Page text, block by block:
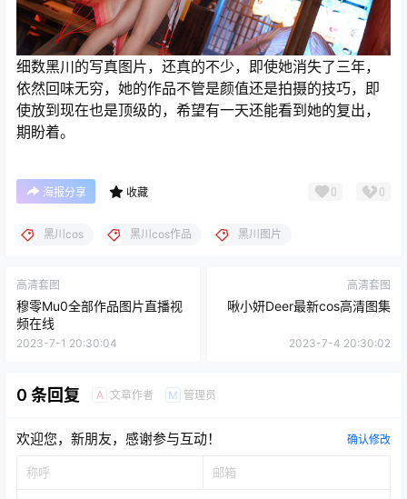
细数黑川的写真图片，还真的不少，即使她消失了三年，
依然回味无穷，她的作品不管是颜值还是拍摄的技巧，即
使放到现在也是顶级的，希望有一天还能看到她的复出，
期盼着。
海报分享 收藏 0 0
黑川cos 黑川cos作品 黑川图片
高清套图
穆零Mu0全部作品图片直播视
频在线
2023-7-1 20:30:04
高清套图
啾小妍Deer最新cos高清图集
2023-7-4 20:30:02
0 条回复 A 文章作者 M 管理员
欢迎您，新朋友，感谢参与互动！ 确认修改